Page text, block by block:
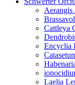
Aerangis
Cattleya
Encyclia
Laelia